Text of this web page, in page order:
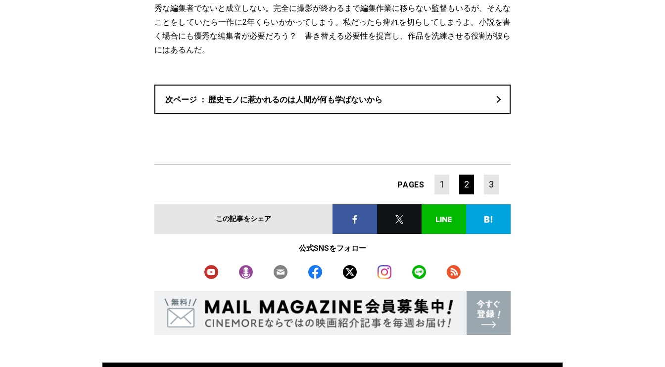
秀な編集者でないと成立しない。完全に撮影が終わるまで編集作業に移らない監督もいるが、そんな
ことをしていたら一作に2年くらいかかってしまう。私だったら痺れを切らしてしまうよ。小説を書
く場合にも優秀な編集者が必要だろう？ 書き替える必要性を提言し、作品を洗練させる役割が彼ら
にはあるんだ。
歴史モノに惹かれるのは人間が何も学ばないから
PAGES 1 2 3
この記事をシェア
公式SNSをフォロー